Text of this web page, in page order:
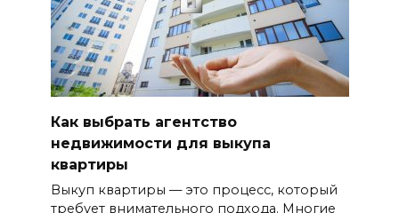
Как выбрать агентство
недвижимости для выкупа
квартиры
Выкуп квартиры — это процесс, который
требует внимательного подхода. Многие